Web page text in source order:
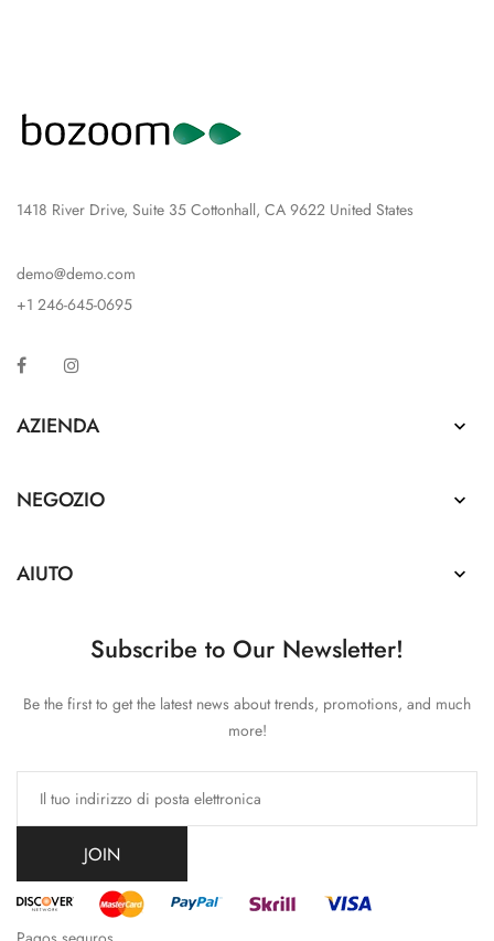
1418 River Drive, Suite 35 Cottonhall, CA 9622 United States
demo@demo.com
+1 246-645-0695
Facebook
AZIENDA 
NEGOZIO 
AIUTO 
Subscribe to Our Newsletter!
Be the first to get the latest news about trends, promotions, and much
more!
JOIN